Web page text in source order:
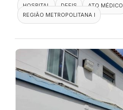
HOSPITAL
DEFIS
ATO MÉDICO
REGIÃO METROPOLITANA I